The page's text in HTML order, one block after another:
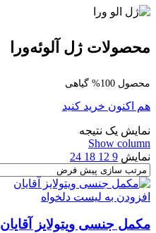
محصولات ژل آلوئه‌ورا
محصول 100% گیاهی
هم اکنون خرید کنید
نمایش یک نتیجه
Show column
نمایش 9
12
18
24
افزودن به لیست دلخواه
مکمل جنسی ویتولایز آقایان